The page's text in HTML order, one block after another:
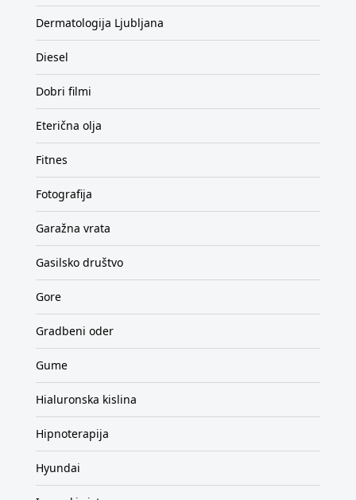
Dermatologija Ljubljana
Diesel
Dobri filmi
Eterična olja
Fitnes
Fotografija
Garažna vrata
Gasilsko društvo
Gore
Gradbeni oder
Gume
Hialuronska kislina
Hipnoterapija
Hyundai